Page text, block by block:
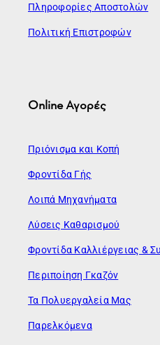
Πληροφορίες Αποστολών
Πολιτική Επιστροφών
Online Αγορές
Πριόνισμα και Κοπή
Φροντίδα Γής
Λοιπά Μηχανήματα
Λύσεις Καθαρισμού
Φροντίδα Καλλιέργειας &
Περιποίηση Γκαζόν
Τα Πολυεργαλεία Μας
Παρελκόμενα